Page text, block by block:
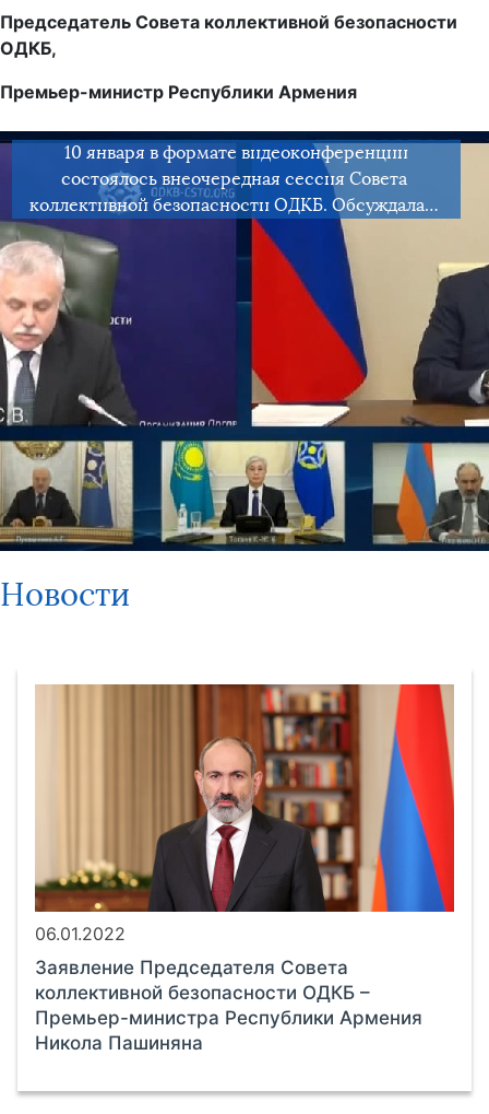
Председатель Совета коллективной безопасности
ОДКБ,
Премьер-министр Республики Армения
10 января в формате видеоконференции
состоялось внеочередная сессия Совета
коллективной безопасности ОДКБ. Обсуждалась
ситуация в Республике Казахстан и меры по
нормализации обстановки в стране
Новости
06.01.2022
Заявление Председателя Совета
коллективной безопасности ОДКБ –
Премьер-министра Республики Армения
Никола Пашиняна